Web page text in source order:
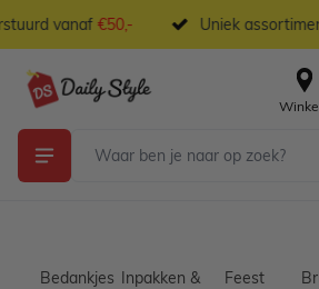
Ga naar de inhoud
vanaf€50,- Uniek assortiment,
Bedankjes Inpakken &
Feest